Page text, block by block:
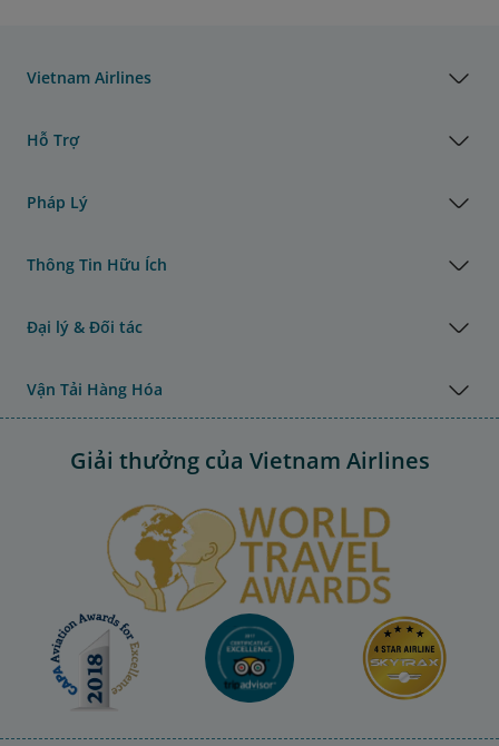
Vietnam Airlines
Hỗ Trợ
Pháp Lý
Thông Tin Hữu Ích
Đại lý & Đối tác
Vận Tải Hàng Hóa
Giải thưởng của Vietnam Airlines